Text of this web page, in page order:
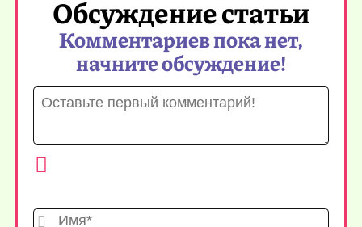
Обсуждение статьи
Комментариев пока нет,
начните обсуждение!
Имя*